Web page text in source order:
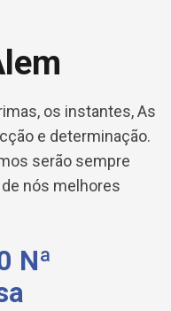
os instantes, As
e determinação.
serão sempre
nós melhores
Nª